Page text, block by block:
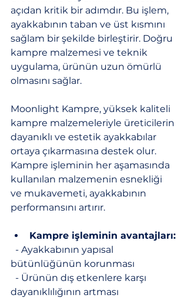
açıdan kritik bir adımdır. Bu işlem,
ayakkabının taban ve üst kısmını
sağlam bir şekilde birleştirir. Doğru
kampre malzemesi ve teknik
uygulama, ürünün uzun ömürlü
olmasını sağlar.
Moonlight Kampre, yüksek kaliteli
kampre malzemeleriyle üreticilerin
dayanıklı ve estetik ayakkabılar
ortaya çıkarmasına destek olur.
Kampre işleminin her aşamasında
kullanılan malzemenin esnekliği
ve mukavemeti, ayakkabının
performansını artırır.
Kampre işleminin avantajları:
bütünlüğünün korunması
dayanıklılığının artması